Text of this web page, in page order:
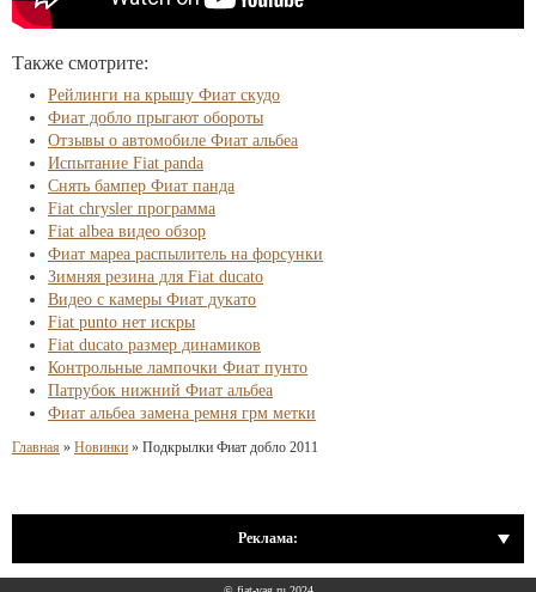
Также смотрите:
Рейлинги на крышу Фиат скудо
Фиат добло прыгают обороты
Отзывы о автомобиле Фиат альбеа
Испытание Fiat panda
Снять бампер Фиат панда
Fiat chrysler программа
Fiat albea видео обзор
Фиат мареа распылитель на форсунки
Зимняя резина для Fiat ducato
Видео с камеры Фиат дукато
Fiat punto нет искры
Fiat ducato размер динамиков
Контрольные лампочки Фиат пунто
Патрубок нижний Фиат альбеа
Фиат альбеа замена ремня грм метки
Главная » Новинки » Подкрылки Фиат добло 2011
Реклама: